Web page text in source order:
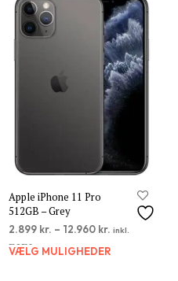
varianter.
Mulighederne
kan
vælges
Dette
Apple iPhone 11 Pro
512GB – Grey
2.899 kr. – 12.960 kr. inkl.
moms
VÆLG MULIGHEDER